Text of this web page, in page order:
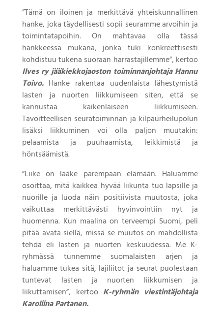
”Tämä on iloinen ja merkittävä yhteiskunnallinen
hanke, joka täydellisesti sopii seuramme arvoihin ja
toimintatapoihin. On mahtavaa olla tässä
hankkeessa mukana, jonka tuki konkreettisesti
kohdistuu tukena suoraan harrastajillemme”, kertoo
Ilves ry jääkiekkojaoston toiminnanjohtaja Hannu
Toivo. Hanke rakentaa uudenlaista lähestymistä
lasten ja nuorten liikkumiseen siten, että se
kannustaa kaikenlaiseen liikkumiseen.
Tavoitteellisen seuratoiminnan ja kilpaurheilupolun
lisäksi liikkuminen voi olla paljon muutakin:
pelaamista ja puuhaamista, leikkimistä ja
höntsäämistä.
”Liike on lääke parempaan elämään. Haluamme
osoittaa, mitä kaikkea hyvää liikunta tuo lapsille ja
nuorille ja luoda näin positiivista muutosta, joka
vaikuttaa merkittävästi hyvinvointiin nyt ja
huomenna. Kun maalina on terveempi Suomi, peli
pitää avata siellä, missä se muutos on mahdollista
tehdä eli lasten ja nuorten keskuudessa. Me K-
ryhmässä tunnemme suomalaisten arjen ja
haluamme tukea sitä, lajiliitot ja seurat puolestaan
tuntevat lasten ja nuorten liikkumisen ja
liikuttamisen”, kertoo K-ryhmän viestintäjohtaja
Karoliina Partanen.